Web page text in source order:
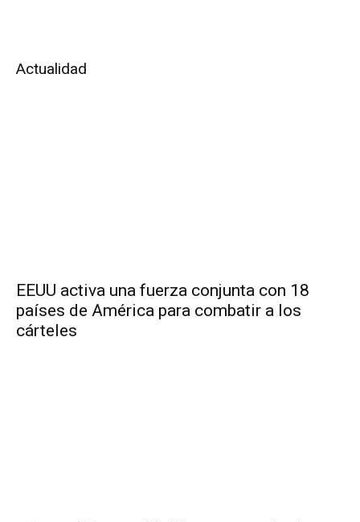
Actualidad
EEUU activa una fuerza conjunta con 18
países de América para combatir a los
cárteles